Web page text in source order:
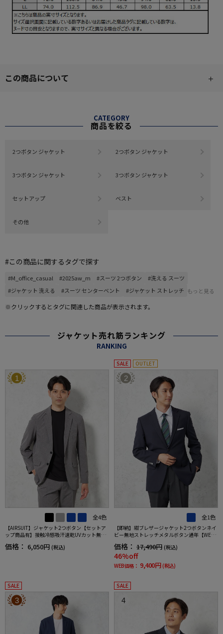
この商品について
CATEGORY
商品を絞る
2つボタン ジャケット 2つボタン ジャケット
3つボタン ジャケット 3つボタン ジャケット
セットアップ ベスト
その他
#この商品に関するタグで探す
#M_office_casual #2025aw_m #スーツ 2つボタン
#洗える スーツ
#ジャケット 洗える
#スーツ センターベント #ジャケット ストレッチ もっと見る
※クリックするとタグに関連した商品が表示されます。
ジャケット売れ筋ランキング
RANKING
1
全4色
【AIRSUIT】ジャケット2つボタン【セットア
ップ商品有】接触冷感吸汗速乾UVカット無地
春夏
価格： 6,050円 (税込)
SALE OUTLET
2
全1色
【即納】紺ブレザージャケット2つボタンネイ
ビー無地ストレッチメタルボタン通年【WEB
限定】【セットアップ対応】
価格： 17,490円 (税込)
46%off
WEB価格： 9,400円 (税込)
SALE
3
SALE
4